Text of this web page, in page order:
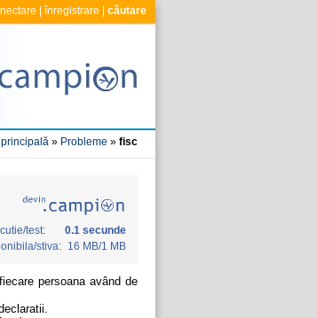
înregistrare căutare
» Probleme » fisc
test:
0.1 secunde
stiva: 16 MB/1 MB
persoana având de